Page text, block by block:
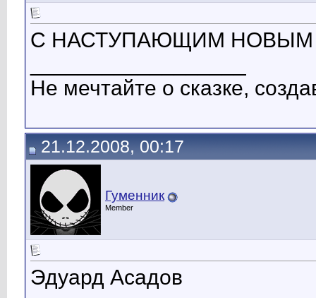
С НАСТУПАЮЩИМ НОВЫМ
Не мечтайте о сказке,
21.12.2008, 00:17
Гуменник
Member
Эдуард Асадов